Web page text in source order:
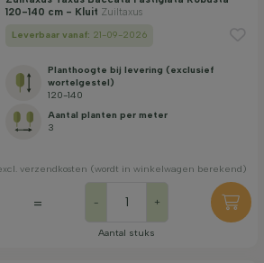
120-140 cm - Kluit Zuiltaxus
Leverbaar vanaf: 21-09-2026
Planthoogte bij levering (exclusief
wortelgestel)
120-140
Aantal planten per meter
3
verzendkosten (wordt in winkelwagen berekend)
= - +
Aantal stuks